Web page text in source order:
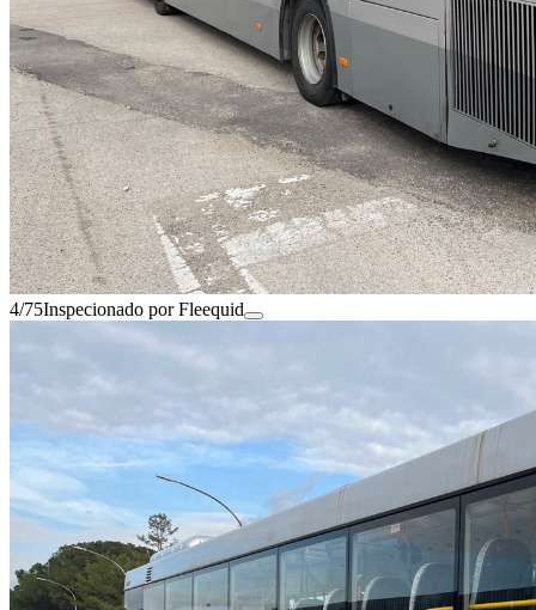
4/75Inspecionado por Fleequid